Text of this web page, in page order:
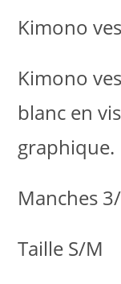
Kimono
Kimono
blanc en
graphique.
Manches
Taille S/M